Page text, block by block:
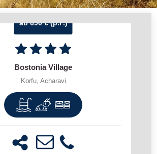
ab 690 € (p.P.)
Bostonia Village
Korfu, Acharavi